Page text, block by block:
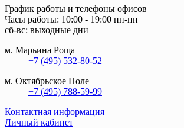
График работы и телефоны офисов
Часы работы: 10:00 - 19:00 пн-пн
сб-вс: выходные дни
м. Марьина Роща
+7 (495) 532-80-52
м. Октябрьское Поле
+7 (495) 788-59-99
Контактная информация
Личный кабинет